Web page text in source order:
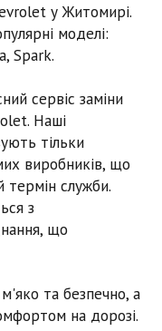
у Житомирі.
моделі:
Spark.
сервіс заміни
Наші
тільки
виробників, що
термін служби.
з
що
та безпечно, а
на дорозі.